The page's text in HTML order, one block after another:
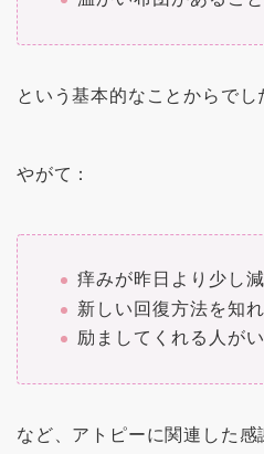
という基本的なことからでし
やがて：
痒みが昨日より少し
新しい回復方法を知
励ましてくれる人が
など、アトピーに関連した